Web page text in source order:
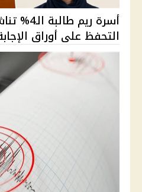
أسرة ريم
التحفظ على أوراق